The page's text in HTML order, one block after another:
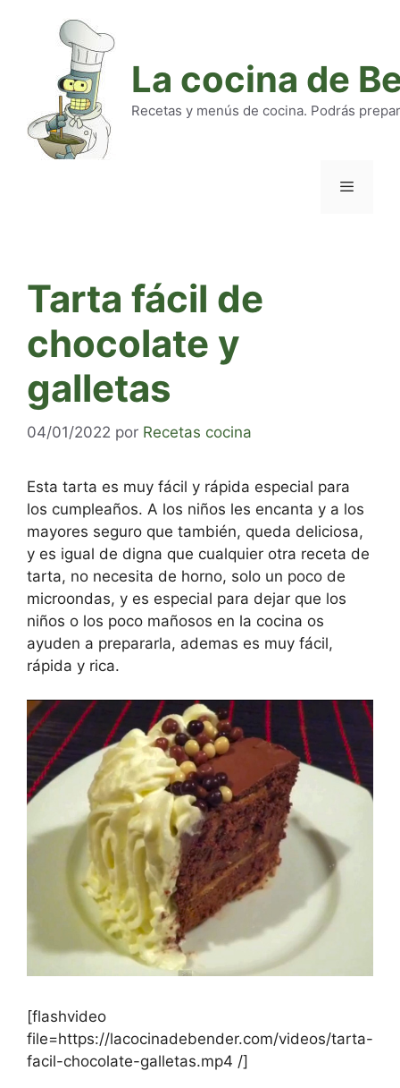
La cocina de
Recetas y menús de cocina. Podrás
Tarta fácil de
chocolate y
galletas
04/01/2022 por Recetas cocina
Esta tarta es muy fácil y rápida especial para
los cumpleaños. A los niños les encanta y a los
mayores seguro que también, queda deliciosa,
y es igual de digna que cualquier otra receta de
tarta, no necesita de horno, solo un poco de
microondas, y es especial para dejar que los
niños o los poco mañosos en la cocina os
ayuden a prepararla, ademas es muy fácil,
rápida y rica.
[flashvideo
file=https://lacocinadebender.com/videos/tarta-
facil-chocolate-galletas.mp4 /]